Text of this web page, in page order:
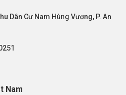
Dân Cư Nam Hùng Vương, P. An
Nam